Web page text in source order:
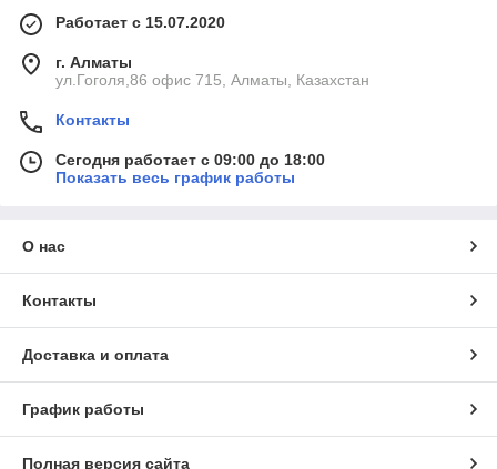
Работает с 15.07.2020
г. Алматы
ул.Гоголя,86 офис 715, Алматы, Казахстан
Контакты
Сегодня работает с 09:00 до 18:00
Показать весь график работы
О нас
Контакты
Доставка и оплата
График работы
Полная версия сайта